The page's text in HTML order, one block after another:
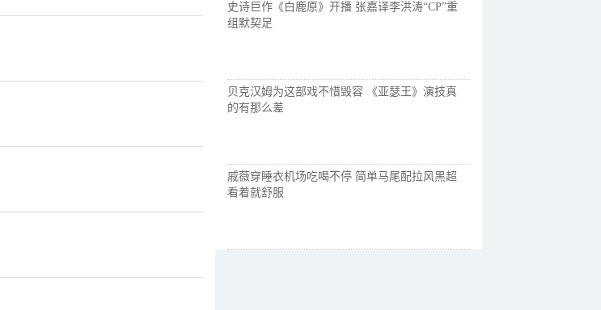
史诗巨作《白鹿原》开播 张嘉译李洪涛“CP”重
组默契足
贝克汉姆为这部戏不惜毁容 《亚瑟王》演技真
的有那么差
戚薇穿睡衣机场吃喝不停 简单马尾配拉风黑超
看着就舒服